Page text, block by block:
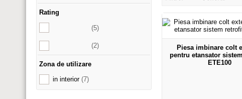
Piesa imbinare colt
pentru etansator
ETE100
Rating
(5)
(2)
Zona de utilizare
in interior (7)